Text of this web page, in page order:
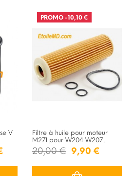
V
PROMO -10,10 €
Filtre à huile pour moteur
M271 pour W204 W207...
20,00 € 9,90 €